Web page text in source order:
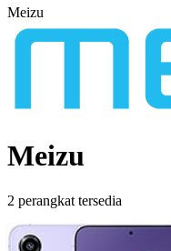
Meizu
Meizu
2 perangkat tersedia